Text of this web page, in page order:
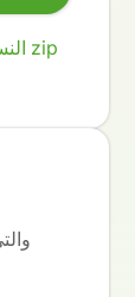
النسخة المحمولة بصيغة zip